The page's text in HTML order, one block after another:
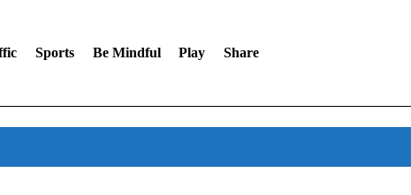
Sports Be Mindful Play Share